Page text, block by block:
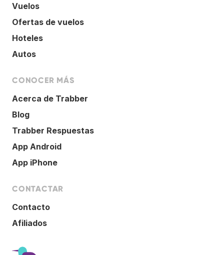
Vuelos
Ofertas de vuelos
Hoteles
Autos
CONOCER MÁS
Acerca de Trabber
Blog
Trabber Respuestas
App Android
App iPhone
CONTACTAR
Contacto
Afiliados